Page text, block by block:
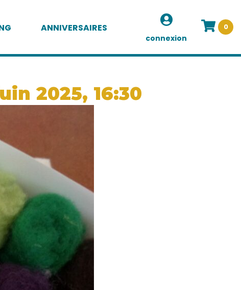
ANNIVERSAIRES
connexion
0
2025, 16:30